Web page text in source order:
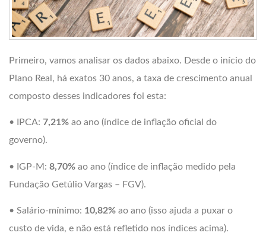
Primeiro, vamos analisar os dados abaixo. Desde o início do
Plano Real, há exatos 30 anos, a taxa de crescimento anual
composto desses indicadores foi esta:
• IPCA: 7,21% ao ano (índice de inflação oficial do
governo).
• IGP-M: 8,70% ao ano (índice de inflação medido pela
Fundação Getúlio Vargas – FGV).
• Salário-mínimo: 10,82% ao ano (isso ajuda a puxar o
custo de vida, e não está refletido nos índices acima).